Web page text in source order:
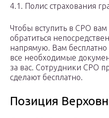
4.1. Полис страхования
Чтобы вступить в СРО вам
обратиться
напрямую. Вам бесплатно
все необходимые
за вас. Сотрудники СРО
сделают бесплатно.
Позиция